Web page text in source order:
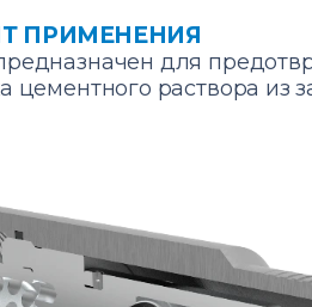
ПРИМЕНЕНИЯ
для
цементного раствора из